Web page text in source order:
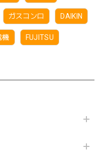
ガスコンロ DAIKIN
機 FUJITSU